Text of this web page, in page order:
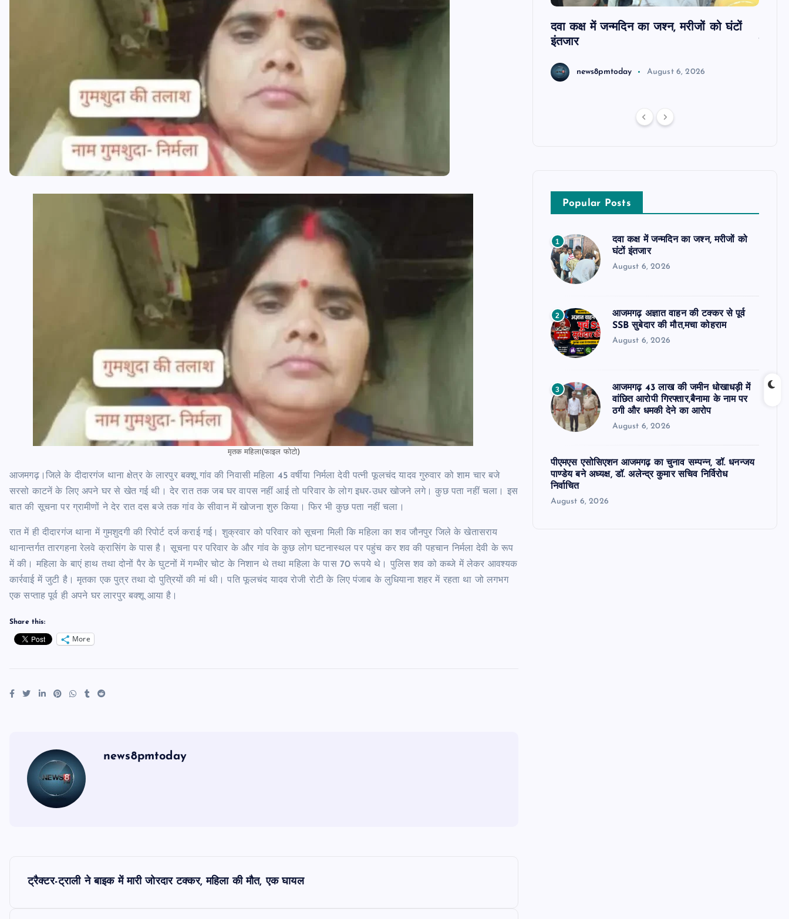
मृतक महिला(फाइल फोटो)
आजमगढ़।जिले के दीदारगंज थाना क्षेत्र के लारपुर बक्शू गांव की निवासी महिला 45 वर्षीया निर्मला देवी पत्नी फूलचंद यादव गुरुवार को शाम चार बजे
सरसो काटनें के लिए अपने घर से खेत गई थी। देर रात तक जब घर वापस नहीं आई तो परिवार के लोग इधर-उधर खोजने लगे। कुछ पता नहीं चला। इस
बात की सूचना पर ग्रामीणों ने देर रात दस बजे तक गांव के सीवान में खोजना शुरु किया। फिर भी कुछ पता नहीं चला।
रात में ही दीदारगंज थाना में गुमशुदगी की रिपोर्ट दर्ज कराई गई। शुक्रवार को परिवार को सूचना मिली कि महिला का शव जौनपुर जिले के खेतासराय
थानान्तर्गत तारगहना रेलवे क्रासिंग के पास है। सूचना पर परिवार के और गांव के कुछ लोग घटनास्थल पर पहुंच कर शव की पहचान निर्मला देवी के रूप
में की। महिला के बाएं हाथ तथा दोनों पैर के घुटनों में गम्भीर चोट के निशान थे तथा महिला के पास 70 रूपये थे। पुलिस शव को कब्जे में लेकर आवश्यक
कार्रवाई में जुटी है। मृतका एक पुत्र तथा दो पुत्रियों की मां थी। पति फूलचंद यादव रोजी रोटी के लिए पंजाब के लुधियाना शहर में रहता था जो लगभग
एक सप्ताह पूर्व ही अपने घर लारपुर बक्शू आया है।
Share this:
More
news8pmtoday
ट्रैक्टर-ट्राली ने बाइक में मारी जोरदार टक्कर, महिला की मौत, एक घायल
कोर्ट, मौके पर सुनीं शिकायतें,कई मामलों का
तत्काल निस्तारण
दवा कक्ष में जन्मदिन का जश्न, मरीजों को घंटों
इंतजार
news8pmtoday August 6, 2026
Popular Posts
1
दवा कक्ष में जन्मदिन का जश्न, मरीजों को
घंटों इंतजार
August 6, 2026
2
आजमगढ़ अज्ञात वाहन की टक्कर से पूर्व
SSB सुबेदार की मौत,मचा कोहराम
August 6, 2026
3
आजमगढ़ 43 लाख की जमीन धोखाधड़ी में
वांछित आरोपी गिरफ्तार,बैनामा के नाम पर
ठगी और धमकी देने का आरोप
August 6, 2026
पीएमएस एसोसिएशन आजमगढ़ का चुनाव सम्पन्न, डॉ. धनन्जय
पाण्डेय बने अध्यक्ष, डॉ. अलेन्द्र कुमार सचिव निर्विरोध
निर्वाचित
August 6, 2026